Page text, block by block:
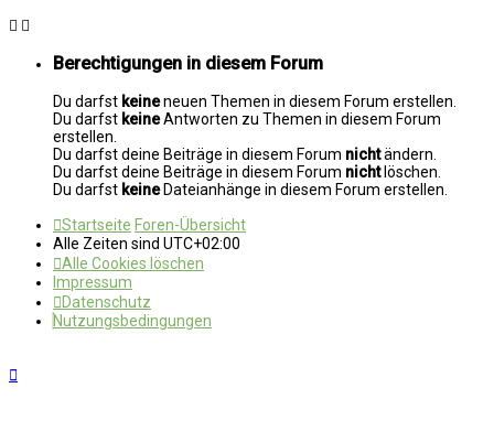
Berechtigungen in diesem Forum
Du darfst keineneuen Themen in diesem Forum erstellen.
Du darfst keineAntworten zu Themen in diesem Forum
erstellen.
Du darfst deine Beiträge in diesem Forum nichtändern.
Du darfst deine Beiträge in diesem Forum nichtlöschen.
Du darfst keineDateianhänge in diesem Forum erstellen.
Startseite Foren-Übersicht
Alle Zeiten sind UTC+02:00
Alle Cookies löschen
Impressum
Datenschutz
Nutzungsbedingungen